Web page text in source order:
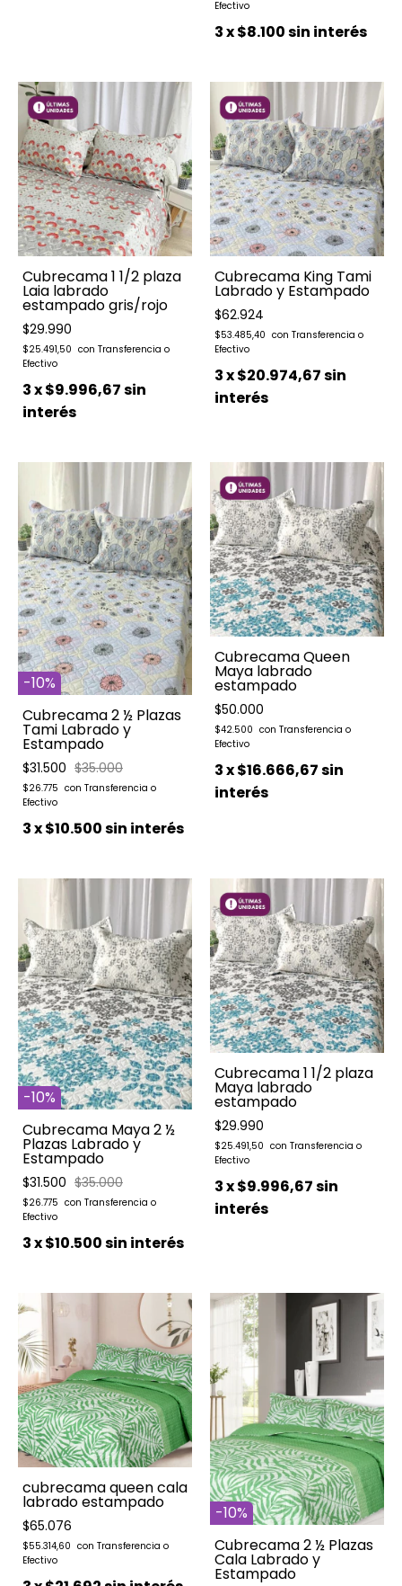
3x$8.100sin interés
Cubrecama 1 1/2 plaza
Laia labrado
estampado gris/rojo
$29.990
$25.491,50
3x$9.996,67sin
interés
Cubrecama King Tami
Labrado y Estampado
$62.924
$53.485,40
3x$20.974,67sin
interés
-10%
Cubrecama 2 ½ Plazas
Tami Labrado y
Estampado
$31.500 $35.000
$26.775
3x$10.500sin interés
Cubrecama Queen
Maya labrado
estampado
$50.000
$42.500
3x$16.666,67sin
interés
-10%
Cubrecama Maya 2 ½
Plazas Labrado y
Estampado
$31.500 $35.000
$26.775
3x$10.500sin interés
Cubrecama 1 1/2 plaza
Maya labrado
estampado
$29.990
$25.491,50
3x$9.996,67sin
interés
cubrecama queen cala
labrado estampado
$65.076
$55.314,60
-10%
Cubrecama 2 ½ Plazas
Cala Labrado y
Estampado